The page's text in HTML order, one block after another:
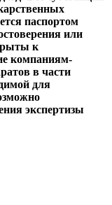
паспортом
или
к
компаниям-
в части
для
экспертизы